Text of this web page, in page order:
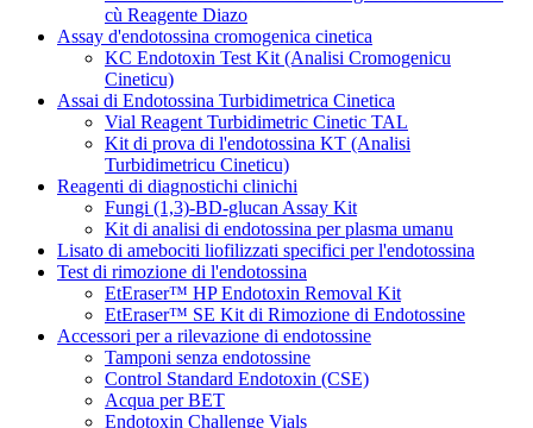
cù Reagente Diazo
Assay d'endotossina cromogenica cinetica
KC Endotoxin Test Kit (Analisi Cromogenicu
Cineticu)
Assai di Endotossina Turbidimetrica Cinetica
Vial Reagent Turbidimetric Cinetic TAL
Kit di prova di l'endotossina KT (Analisi
Turbidimetricu Cineticu)
Reagenti di diagnostichi clinichi
Fungi (1,3)-BD-glucan Assay Kit
Kit di analisi di endotossina per plasma umanu
Lisato di amebociti liofilizzati specifici per l'endotossina
Test di rimozione di l'endotossina
EtEraser™ HP Endotoxin Removal Kit
EtEraser™ SE Kit di Rimozione di Endotossine
Accessori per a rilevazione di endotossine
Tamponi senza endotossine
Control Standard Endotoxin (CSE)
Acqua per BET
Endotoxin Challenge Vials